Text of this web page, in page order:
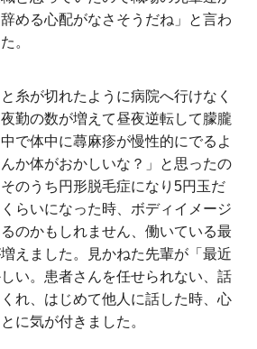
める心配がなさそうだね」と言わ
。
糸が切れたように病院へ行けなく
勤の数が増えて昼夜逆転して朦朧
で体中に蕁麻疹が慢性的にでるよ
か体がおかしいな？」と思ったの
のうち円形脱毛症になり5円玉だ
らいになった時、ボディイメージ
のかもしれません、働いている最
えました。見かねた先輩が「最近
い。患者さんを任せられない、話
れ、はじめて他人に話した時、心
に気が付きました。